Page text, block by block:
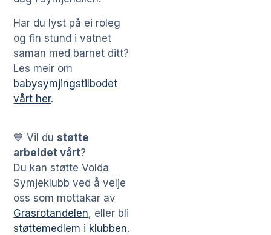
Har du lyst på ei roleg
og fin stund i vatnet
saman med barnet ditt?
Les meir om
babysymjingstilbodet
vårt her.
💙 Vil du støtte
arbeidet vårt?
Du kan støtte Volda
Symjeklubb ved å velje
oss som mottakar av
Grasrotandelen, eller bli
støttemedlem i klubben.